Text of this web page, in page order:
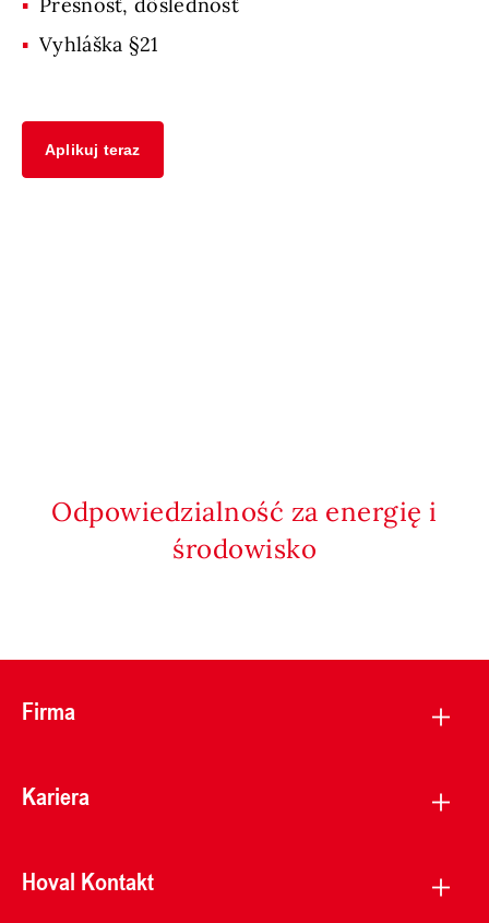
Vyhláška §21
Aplikuj teraz
Odpowiedzialność za energię i
środowisko
Firma
Kariera
Hoval Kontakt